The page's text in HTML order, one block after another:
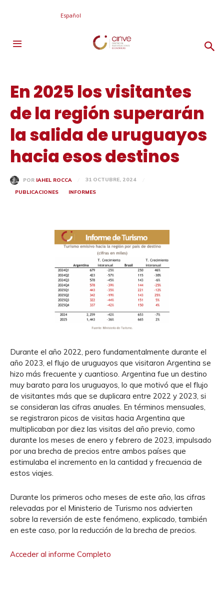
Español
En 2025 los visitantes
de la región superarán
la salida de uruguayos
hacia esos destinos
POR IAHEL ROCCA
31 OCTUBRE, 2024
PUBLICACIONES
INFORMES
Durante el año 2022, pero fundamentalmente durante el
año 2023, el flujo de uruguayos que visitaron Argentina se
hizo más frecuente y cuantioso. Argentina fue un destino
muy barato para los uruguayos, lo que motivó que el flujo
de visitantes más que se duplicara entre 2022 y 2023, si
se consideran las cifras anuales. En términos mensuales,
se registraron picos de visitas hacia Argentina que
multiplicaban por diez las visitas del año previo, como
durante los meses de enero y febrero de 2023, impulsado
por una brecha de precios entre ambos países que
estimulaba el incremento en la cantidad y frecuencia de
estos viajes.
Durante los primeros ocho meses de este año, las cifras
relevadas por el Ministerio de Turismo nos advierten
sobre la reversión de este fenómeno, explicado, también
en este caso, por la reducción de la brecha de precios.
Acceder al informe Completo